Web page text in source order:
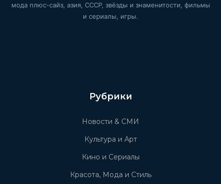
мода плюс-сайз, азия, СССР, звёзды и знаменитости, фильмы
и сериалы, игры.
Рубрики
Новости & СМИ
Культура и Арт
Кино и Сериалы
Красота, Мода и Стиль